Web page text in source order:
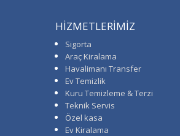
HİZMETLERİMİZ
Sigorta
Araç Kiralama
Havalimanı Transfer
Ev Temizlik
Kuru Temizleme & Terzi
Teknik Servis
Özel kasa
Ev Kiralama